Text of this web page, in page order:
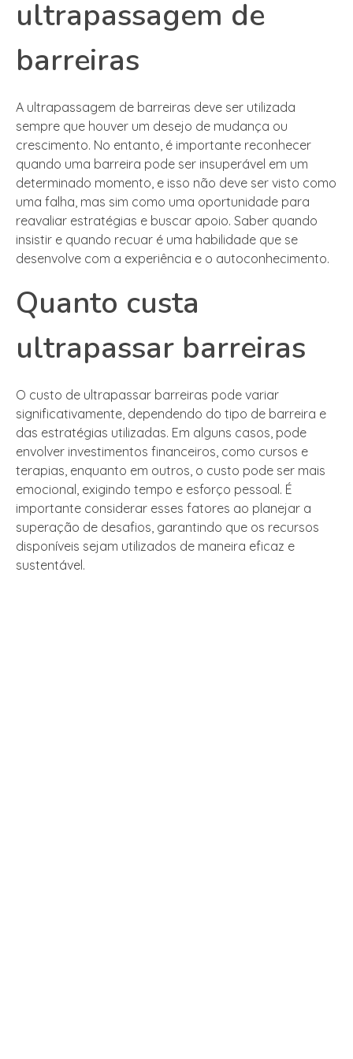
ultrapassagem de
barreiras
A ultrapassagem de barreiras deve ser utilizada
sempre que houver um desejo de mudança ou
crescimento. No entanto, é importante reconhecer
quando uma barreira pode ser insuperável em um
determinado momento, e isso não deve ser visto como
uma falha, mas sim como uma oportunidade para
reavaliar estratégias e buscar apoio. Saber quando
insistir e quando recuar é uma habilidade que se
desenvolve com a experiência e o autoconhecimento.
Quanto custa
ultrapassar barreiras
O custo de ultrapassar barreiras pode variar
significativamente, dependendo do tipo de barreira e
das estratégias utilizadas. Em alguns casos, pode
envolver investimentos financeiros, como cursos e
terapias, enquanto em outros, o custo pode ser mais
emocional, exigindo tempo e esforço pessoal. É
importante considerar esses fatores ao planejar a
superação de desafios, garantindo que os recursos
disponíveis sejam utilizados de maneira eficaz e
sustentável.